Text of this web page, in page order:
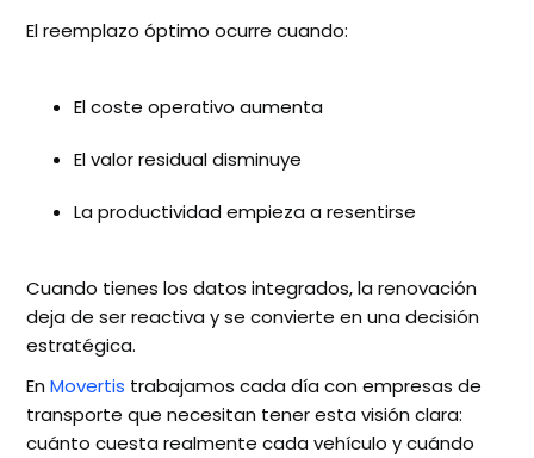
El reemplazo óptimo ocurre cuando:
El coste operativo aumenta
El valor residual disminuye
La productividad empieza a resentirse
Cuando tienes los datos integrados, la renovación
deja de ser reactiva y se convierte en una decisión
estratégica.
En Movertis trabajamos cada día con empresas de
transporte que necesitan tener esta visión clara:
cuánto cuesta realmente cada vehículo y cuándo